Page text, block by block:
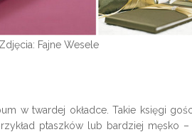
Zdjęcia: Fajne Wesele
w twardej okładce. Takie księgi
ptaszków lub bardziej męsko